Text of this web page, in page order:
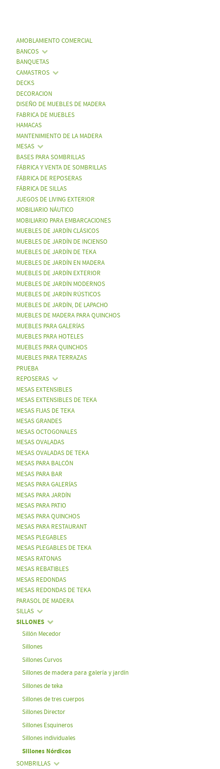
AMOBLAMIENTO COMERCIAL
BANCOS
BANQUETAS
CAMASTROS
DECKS
DECORACION
DISEÑO DE MUEBLES DE MADERA
FABRICA DE MUEBLES
HAMACAS
MANTENIMIENTO DE LA MADERA
MESAS
BASES PARA SOMBRILLAS
FÁBRICA Y VENTA DE SOMBRILLAS
FÁBRICA DE REPOSERAS
FÁBRICA DE SILLAS
JUEGOS DE LIVING EXTERIOR
MOBILIARIO NÁUTICO
MOBILIARIO PARA EMBARCACIONES
MUEBLES DE JARDÍN CLÁSICOS
MUEBLES DE JARDÍN DE INCIENSO
MUEBLES DE JARDÍN DE TEKA
MUEBLES DE JARDÍN EN MADERA
MUEBLES DE JARDÍN EXTERIOR
MUEBLES DE JARDÍN MODERNOS
MUEBLES DE JARDÍN RÚSTICOS
MUEBLES DE JARDÍN, DE LAPACHO
MUEBLES DE MADERA PARA QUINCHOS
MUEBLES PARA GALERÍAS
MUEBLES PARA HOTELES
MUEBLES PARA QUINCHOS
MUEBLES PARA TERRAZAS
PRUEBA
REPOSERAS
MESAS EXTENSIBLES
MESAS EXTENSIBLES DE TEKA
MESAS FIJAS DE TEKA
MESAS GRANDES
MESAS OCTOGONALES
MESAS OVALADAS
MESAS OVALADAS DE TEKA
MESAS PARA BALCÓN
MESAS PARA BAR
MESAS PARA GALERÍAS
MESAS PARA JARDÍN
MESAS PARA PATIO
MESAS PARA QUINCHOS
MESAS PARA RESTAURANT
MESAS PLEGABLES
MESAS PLEGABLES DE TEKA
MESAS RATONAS
MESAS REBATIBLES
MESAS REDONDAS
MESAS REDONDAS DE TEKA
PARASOL DE MADERA
SILLAS
SILLONES
Sillón Mecedor
Sillones
Sillones Curvos
Sillones de madera para galería y jardín
Sillones de teka
Sillones de tres cuerpos
Sillones Director
Sillones Esquineros
Sillones individuales
Sillones Nórdicos
SOMBRILLAS